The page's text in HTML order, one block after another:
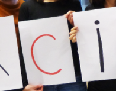
destructrice
Gaz au
violence
Nos autres